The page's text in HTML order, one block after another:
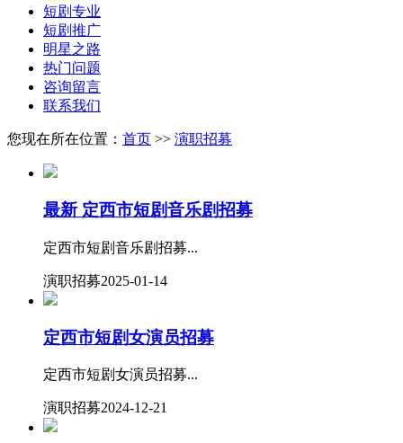
短剧专业
短剧推广
明星之路
热门问题
咨询留言
联系我们
您现在所在位置： 首页 >> 演职招募
最新 定西市短剧音乐剧招募
定西市短剧音乐剧招募...
演职招募2025-01-14
定西市短剧女演员招募
定西市短剧女演员招募...
演职招募2024-12-21